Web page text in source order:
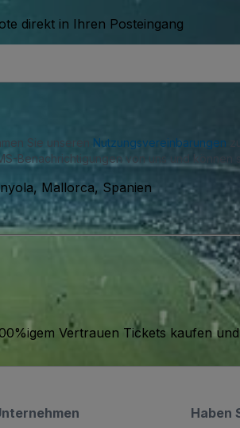
direkt in Ihren Posteingang
Sie unseren Nutzungsvereinbarungen
Benachrichtigungen von uns und können
Mallorca, Spanien
Vertrauen Tickets kaufen
Haben